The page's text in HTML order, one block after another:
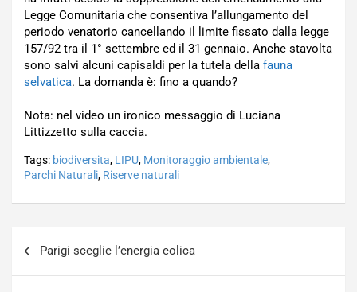
Legge Comunitaria che consentiva l’allungamento del
periodo venatorio cancellando il limite fissato dalla legge
157/92 tra il 1° settembre ed il 31 gennaio. Anche stavolta
sono salvi alcuni capisaldi per la tutela della fauna
selvatica. La domanda è: fino a quando?
Nota: nel video un ironico messaggio di Luciana
Littizzetto sulla caccia.
Tags: biodiversita, LIPU, Monitoraggio ambientale,
Parchi Naturali, Riserve naturali
articoli
Parigi sceglie l’energia eolica